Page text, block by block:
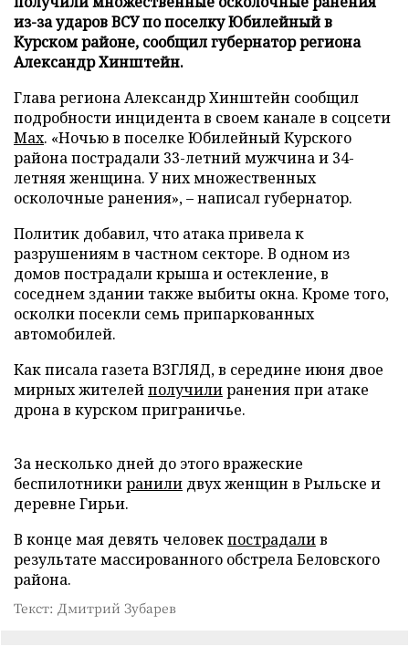
из-за ударов ВСУ по поселку Юбилейный в
Курском районе, сообщил губернатор региона
Александр Хинштейн.
Глава региона Александр Хинштейн сообщил
подробности инцидента в своем канале в соцсети
Max. «Ночью в поселке Юбилейный Курского
района пострадали 33-летний мужчина и 34-
летняя женщина. У них множественных
осколочные ранения», – написал губернатор.
Политик добавил, что атака привела к
разрушениям в частном секторе. В одном из
домов пострадали крыша и остекление, в
соседнем здании также выбиты окна. Кроме того,
осколки посекли семь припаркованных
автомобилей.
Как писала газета ВЗГЛЯД, в середине июня двое
мирных жителейполучилиранения при атаке
дрона в курском приграничье.
За несколько дней до этого вражеские
беспилотникиранили двух женщин в Рыльске и
деревне Гирьи.
В конце мая девять человекпострадалив
результате массированного обстрела Беловского
района.
Текст: Дмитрий Зубарев